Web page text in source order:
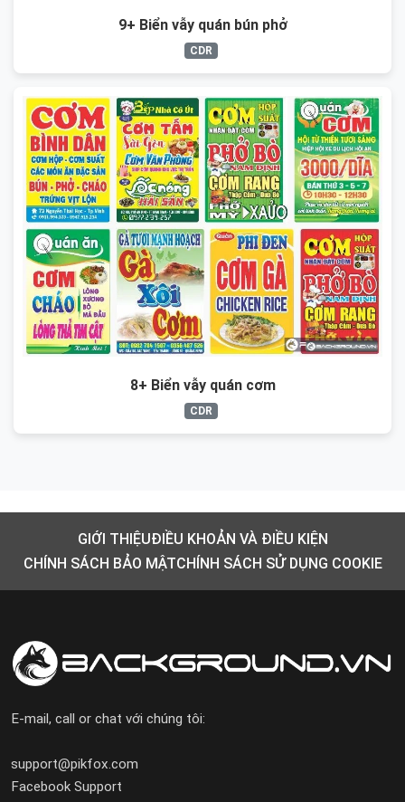
9+ Biển vẫy quán bún phở
CDR
8+ Biển vẫy quán cơm
CDR
GIỚI THIỆUĐIỀU KHOẢN VÀ ĐIỀU KIỆN
CHÍNH SÁCH BẢO MẬTCHÍNH SÁCH SỬ DỤNG COOKIE
E-mail, call or chat với chúng tôi:
support@pikfox.com
Facebook Support